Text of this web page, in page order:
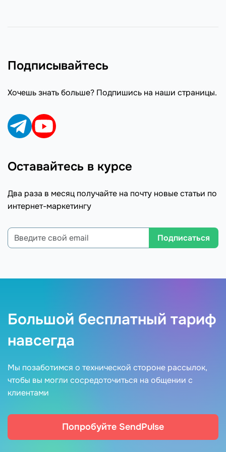
Подписывайтесь
Хочешь знать больше? Подпишись на наши страницы.
Оставайтесь в курсе
Два раза в месяц получайте на почту новые статьи по
интернет-маркетингу
Подписаться
Большой бесплатный тариф
навсегда
Мы позаботимся о технической стороне рассылок,
чтобы вы могли сосредоточиться на общении с
клиентами
Попробуйте SendPulse